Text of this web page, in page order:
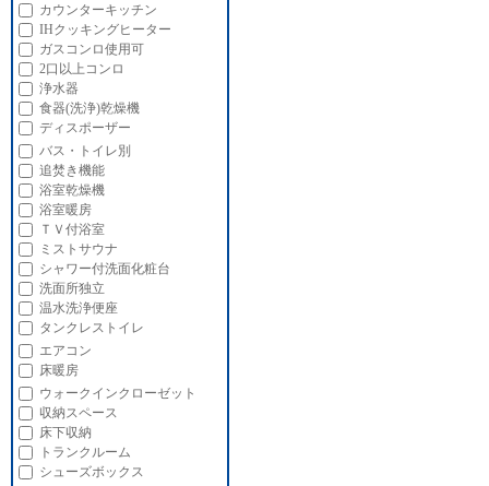
カウンターキッチン
IHクッキングヒーター
ガスコンロ使用可
2口以上コンロ
浄水器
食器(洗浄)乾燥機
ディスポーザー
バス・トイレ別
追焚き機能
浴室乾燥機
浴室暖房
ＴＶ付浴室
ミストサウナ
シャワー付洗面化粧台
洗面所独立
温水洗浄便座
タンクレストイレ
エアコン
床暖房
ウォークインクローゼット
収納スペース
床下収納
トランクルーム
シューズボックス